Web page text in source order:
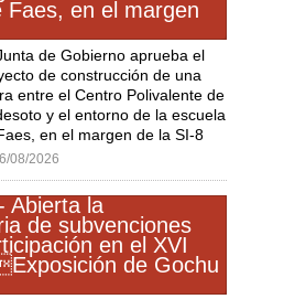
de Gobierno aprueba el
de construcción de una
entre el Centro Polivalente de
y el entorno de la escuela
en el margen de la SI-8
08/2026